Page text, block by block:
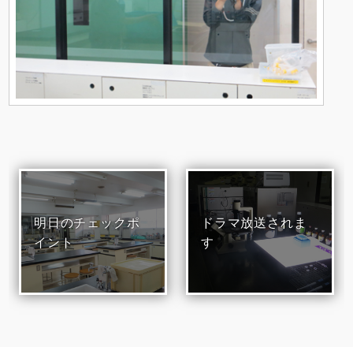
明日のチェックポ
イント
ドラマ放送されま
す